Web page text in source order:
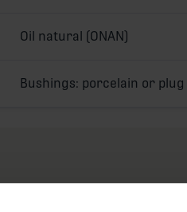
Oil natural (ONAN)
Bushings: porcelain or plug